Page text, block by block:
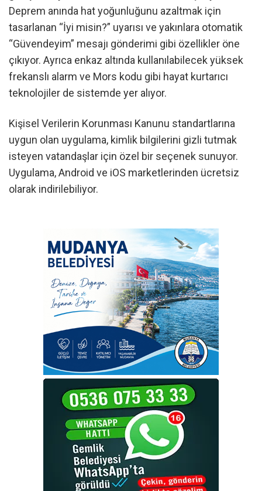
Deprem anında hat yoğunluğunu azaltmak için
tasarlanan “İyi misin?” uyarısı ve yakınlara otomatik
“Güvendeyim” mesajı gönderimi gibi özellikler öne
çıkıyor. Ayrıca enkaz altında kullanılabilecek yüksek
frekanslı alarm ve Mors kodu gibi hayat kurtarıcı
teknolojiler de sistemde yer alıyor.
Kişisel Verilerin Korunması Kanunu standartlarına
uygun olan uygulama, kimlik bilgilerini gizli tutmak
isteyen vatandaşlar için özel bir seçenek sunuyor.
Uygulama, Android ve iOS marketlerinden ücretsiz
olarak indirilebiliyor.